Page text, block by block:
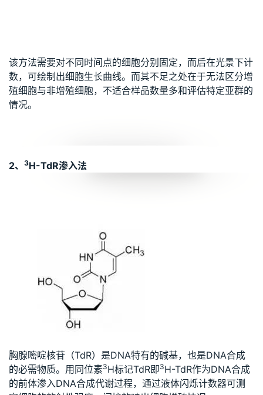
该方法需要对不同时间点的细胞分别固定，而后在光景下计
数，可绘制出细胞生长曲线。而其不足之处在于无法区分增
殖细胞与非增殖细胞，不适合样品数量多和评估特定亚群的
情况。
2、 3H-TdR渗入法
胸腺嘧啶核苷（TdR）是DNA特有的碱基，也是DNA合成
的必需物质。用同位素3H标记TdR即3H-TdR作为DNA合成
的前体渗入DNA合成代谢过程，通过液体闪烁计数器可测